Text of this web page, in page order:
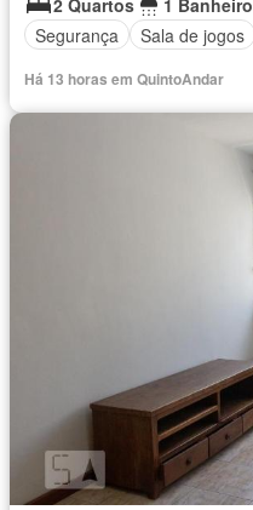
2 Quartos
1 Banheiro
Segurança
Sala de jogos
Há 13 horas em QuintoAndar